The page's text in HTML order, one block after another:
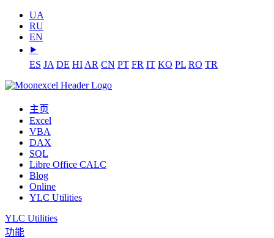
UA
RU
EN
⯈
ES JA DE HI AR CN PT FR IT KO PL RO TR
主页
Excel
VBA
DAX
SQL
Libre Office CALC
Blog
Online
YLC Utilities
YLC Utilities
功能